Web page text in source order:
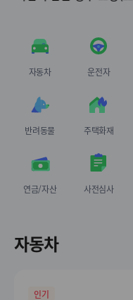
자동차 운전자
반려동물 주택화재
연금/자산 사전심사
자동차
인기